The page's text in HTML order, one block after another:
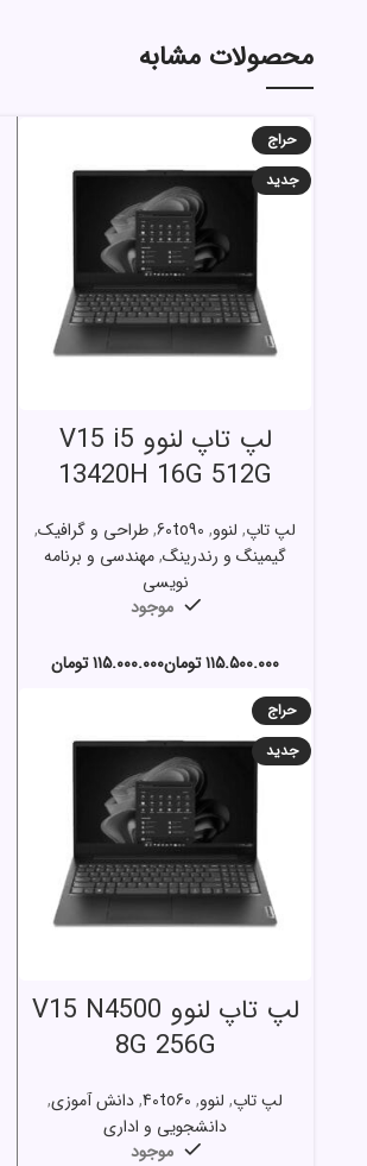
محصولات مشابه
حراج
جدید
انتخاب گزینه هالپ تاپ لنوو V15 i5
13420H 16G 512G
لپ تاپ, لنوو,
60to90
,طراحی و گرافیک,
گیمینگ و رندرینگ,مهندسی و برنامه
نویسی
موجود
تومان تومان
حراج
جدید
لپ تاپ لنوو V15 N4500
8G 256G
لپ تاپ, لنوو,
40to60
,دانش آموزی,
دانشجویی و اداری
موجود